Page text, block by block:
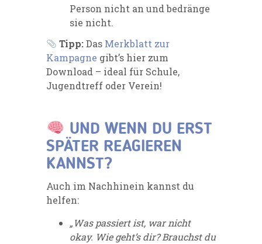
Person nicht an und bedränge
sie nicht.
Tipp:Das Merkblatt zur
Kampagne gibt’s hier zum
Download – ideal für Schule,
Jugendtreff oder Verein!
UND WENN DU ERST
SPÄTER REAGIEREN
KANNST?
Auch im Nachhinein kannst du
helfen:
„Was passiert ist, war nicht
okay. Wie geht’s dir? Brauchst du